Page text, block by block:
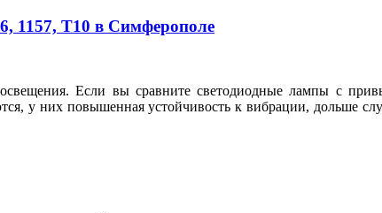
1157, T10 в Симферополе
Если вы сравните светодиодные лампы с
у них повышенная устойчивость к вибрации, дольше